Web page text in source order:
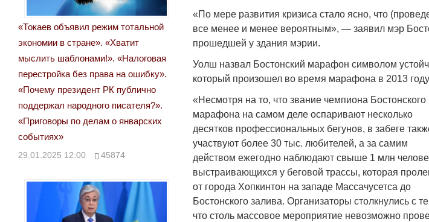
«По мере развития кризиса стало ясно, что
все менее и менее вероятным», — заявил мэр
прошедшей у здания мэрии.
Уолш назвал Бостонский марафон символом
который произошел во время марафона в 2013
«Несмотря на то, что звание чемпиона Бостонского
марафона на самом деле оспаривают несколько
десятков профессиональных бегунов, в забеге
участвуют более 30 тыс. любителей, а за самим
действом ежегодно наблюдают свыше 1 млн
выстраивающихся у беговой трассы, которая
от города Хопкинтон на западе Массачусетса до
Бостонского залива. Организаторы столкнулись с
что столь массовое мероприятие невозможно
«Токаев объявил режим тотальной
экономии в стране». «Хватит
мыслить шаблонами!». «Налоговая
перестройка без права на ошибку».
«Почему президент РК публично
поддержал народного писателя?».
«Приговоры по делам о январских
событиях»
29.01.2025 12:00 45874